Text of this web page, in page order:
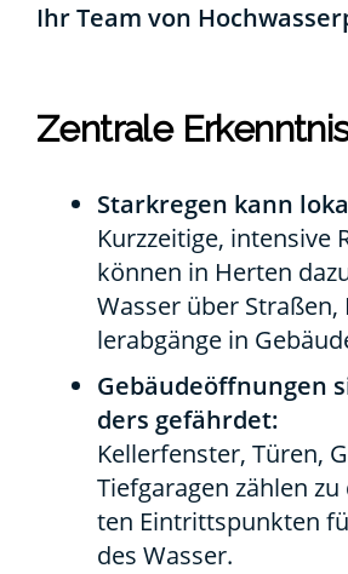
Ihr Team von
Zen­tra­le
Stark­re­gen kann
Kurz­zei­ti­ge, inten­si­ve
kön­nen in Her­ten
Was­ser über
ler­ab­gän­ge in
Gebäu­de­öff­nun­gen
ders gefähr­det:
Kel­ler­fens­ter, Türen,
Tief­ga­ra­gen zäh­len
ten Ein­tritts­punk­ten
des Was­ser.